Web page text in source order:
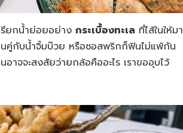
รียกน้ำย่อยอย่าง กระเบื้องทะเล ที่ไส้ในให้มา
คู่กับน้ำจิ้มบ๊วย หรือซอสพริกก็ฟินไม่แพ้กัน
าจจะสงสัยว่ายกล้อคืออะไร เราขออุบไว้